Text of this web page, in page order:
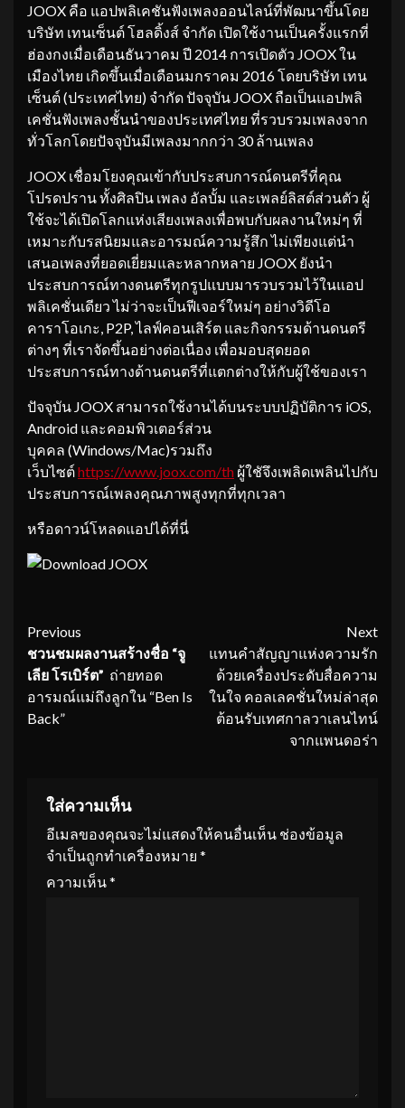
JOOX คือ แอปพลิเคชันฟังเพลงออนไลน์ที่พัฒนาขึ้นโดย
บริษัท เทนเซ็นต์ โฮลดิ้งส์ จำกัด เปิดใช้งานเป็นครั้งแรกที่
ฮ่องกงเมื่อเดือนธันวาคม ปี 2014 การเปิดตัว JOOX ใน
เมืองไทย เกิดขึ้นเมื่อเดือนมกราคม 2016 โดยบริษัท เทน
เซ็นต์ (ประเทศไทย) จำกัด ปัจจุบัน JOOX ถือเป็นแอปพลิ
เคชั่นฟังเพลงชั้นนำของประเทศไทย ที่รวบรวมเพลงจาก
ทั่วโลกโดยปัจจุบันมีเพลงมากกว่า 30 ล้านเพลง
JOOX เชื่อมโยงคุณเข้ากับประสบการณ์ดนตรีที่คุณ
โปรดปราน ทั้งศิลปิน เพลง อัลบั้ม และเพลย์ลิสต์ส่วนตัว ผู้
ใช้จะได้เปิดโลกแห่งเสียงเพลงเพื่อพบกับผลงานใหม่ๆ ที่
เหมาะกับรสนิยมและอารมณ์ความรู้สึก ไม่เพียงแต่นำ
เสนอเพลงที่ยอดเยี่ยมและหลากหลาย JOOX ยังนำ
ประสบการณ์ทางดนตรีทุกรูปแบบมารวบรวมไว้ในแอป
พลิเคชั่นเดียว ไม่ว่าจะเป็นฟีเจอร์ใหม่ๆ อย่างวิดีโอ
คาราโอเกะ, P2P, ไลฟ์คอนเสิร์ต และกิจกรรมด้านดนตรี
ต่างๆ ที่เราจัดขึ้นอย่างต่อเนื่อง เพื่อมอบสุดยอด
ประสบการณ์ทางด้านดนตรีที่แตกต่างให้กับผู้ใช้ของเรา
ปัจจุบัน JOOX สามารถใช้งานได้บนระบบปฏิบัติการ iOS,
Android และคอมพิวเตอร์ส่วน
บุคคล (Windows/Mac)รวมถึง
เว็บไซต์https://www.joox.com/th ผู้ใชัจึงเพลิดเพลินไปกับ
ประสบการณ์เพลงคุณภาพสูงทุกที่ทุกเวลา
หรือดาวน์โหลดแอปได้ที่นี่
Continue
Reading
Previous
ชวนชมผลงานสร้างชื่อ “จู
เลีย โรเบิร์ต” ถ่ายทอด
อารมณ์แม่ถึงลูกใน “Ben Is
Back”
Next
แทนคำสัญญาแห่งความรัก
ด้วยเครื่องประดับสื่อความ
ในใจ คอลเลคชั่นใหม่ล่าสุด
ต้อนรับเทศกาลวาเลนไทน์
จากแพนดอร่า
ใส่ความเห็น
อีเมลของคุณจะไม่แสดงให้คนอื่นเห็น ช่องข้อมูล
จำเป็นถูกทำเครื่องหมาย *
ความเห็น*